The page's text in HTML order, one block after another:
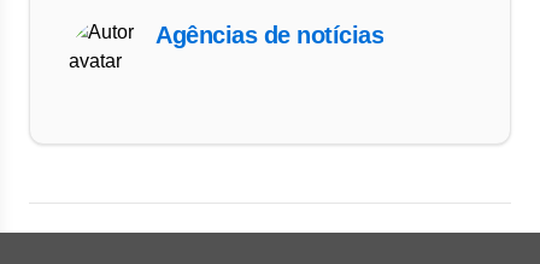
Agências de notícias